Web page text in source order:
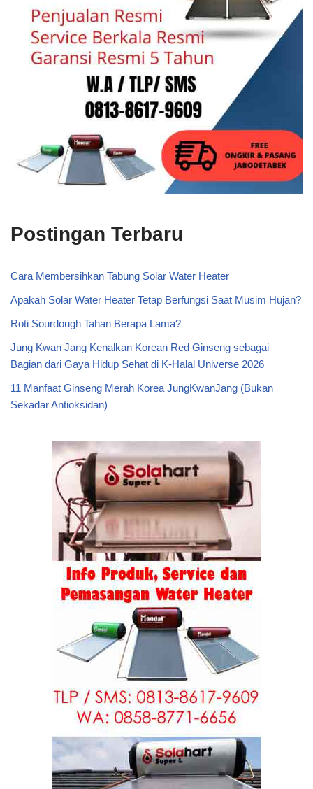
Postingan Terbaru
Cara Membersihkan Tabung Solar Water Heater
Apakah Solar Water Heater Tetap Berfungsi Saat Musim Hujan?
Roti Sourdough Tahan Berapa Lama?
Jung Kwan Jang Kenalkan Korean Red Ginseng sebagai
Bagian dari Gaya Hidup Sehat di K-Halal Universe 2026
11 Manfaat Ginseng Merah Korea JungKwanJang (Bukan
Sekadar Antioksidan)